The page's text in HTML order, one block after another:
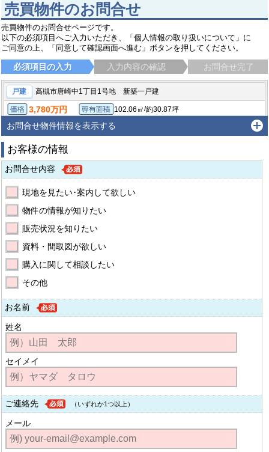
売買物件のお問合せ
売買物件のお問合せページです。
以下の必須項目へご入力いただき、「個人情報の取り扱いについて」に
ご同意の上、「同意して確認画面へ進む」ボタンを押してください。
必須項目の入力 入力内容の確認 お問合せ完了
戸建 高槻市唐崎中1丁目1号地 新築一戸建
価格
3,780万円 専有面積
102.06㎡/約30.87坪
土地面積
163.21㎡（公簿）/約49.37坪
高槻市唐崎中１丁目
阪急京都線 高槻市駅 バス23分 バス停：唐崎西 バス停徒歩7分
お問合せ物件情報を表示する
お客様の情報
お問合せ内容
現地を見たい･案内して欲しい
物件の情報が知りたい
販売状況を知りたい
資料・間取図が欲しい
購入に関して相談したい
その他
お名前
姓名
セイメイ
ご連絡先 （いずれか1つ以上）
メール